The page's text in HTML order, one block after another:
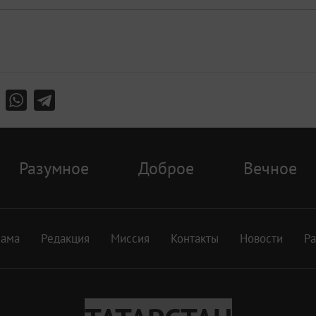
Разумное Доброе Вечное
Редакция Миссия Контакты Новости